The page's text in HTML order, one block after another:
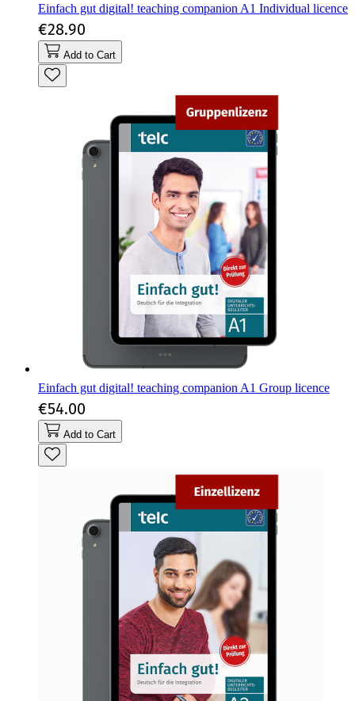
Einfach gut digital! teaching companion A1 Individual licence
€28.90
Add to Cart
Einfach gut digital! teaching companion A1 Group licence
€54.00
Add to Cart